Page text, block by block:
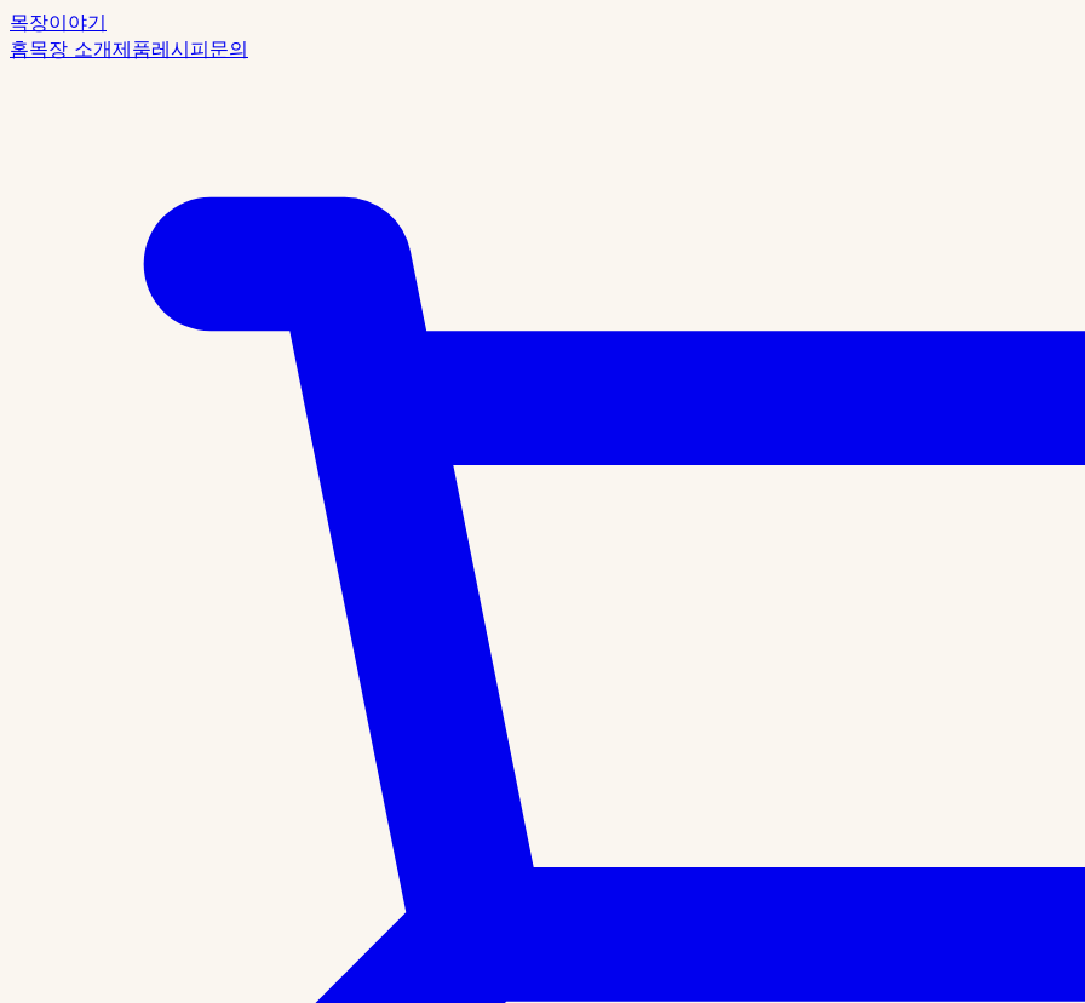
목장이야기
홈목장 소개제품레시피문의